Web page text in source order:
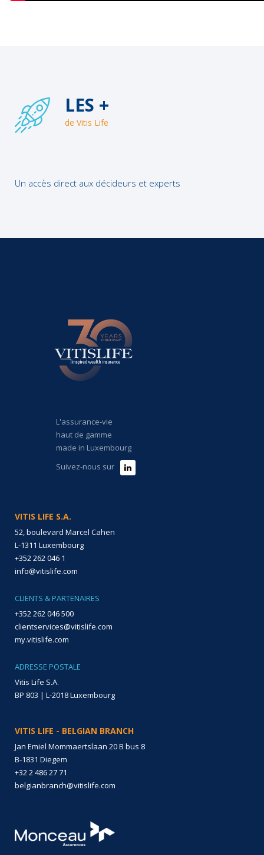
LES +
de Vitis Life
Un accès direct aux décideurs et experts
L'assurance-vie
haut de gamme
made in Luxembourg
Suivez-nous sur
VITIS LIFE S.A.
52, boulevard Marcel Cahen
L-1311 Luxembourg
+352 262 046 1
info@vitislife.com
CLIENTS & PARTENAIRES
+352 262 046 500
clientservices@vitislife.com
my.vitislife.com
ADRESSE POSTALE
Vitis Life S.A.
BP 803 | L-2018 Luxembourg
VITIS LIFE - BELGIAN BRANCH
Jan Emiel Mommaertslaan 20 B bus 8
B-1831 Diegem
+32 2 486 27 71
belgianbranch@vitislife.com